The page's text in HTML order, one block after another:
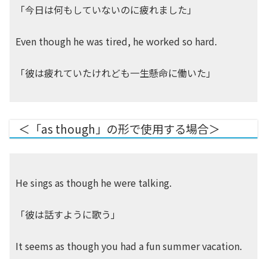
「今日は何もしていないのに疲れました」
Even though he was tired, he worked so hard.
「彼は疲れていたけれども一生懸命に働いた」
＜「as though」の形で使用する場合＞
He sings as though he were talking.
「彼は話すように歌う」
It seems as though you had a fun summer vacation.